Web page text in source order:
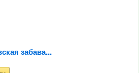
забава...